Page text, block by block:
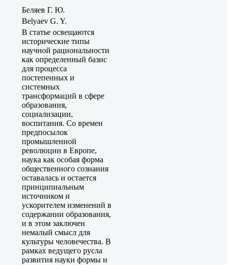
Беляев Г. Ю.
Belyaev G. Y.
В статье освещаются
исторические типы
научной рациональности
как определенный базис
для процесса
постепенных и
системных
трансформаций в сфере
образования,
социализации,
воспитания. Со времен
предпосылок
промышленной
революции в Европе,
наука как особая форма
общественного сознания
оставалась и остается
принципиальным
источником и
ускорителем изменений в
содержании образования,
и в этом заключен
немалый смысл для
культуры человечества. В
рамках ведущего русла
развития науки формы и